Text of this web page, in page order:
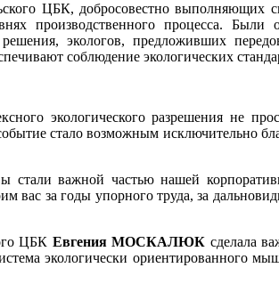
ЦБК, добросовестно выполняющих
производственного процесса. Были
экологов, предложивших
соблюдение экологических
экологического разрешения не
стало возможным исключительно
важной частью нашей
за годы упорного труда, за
ЦБК Евгения МОСКАЛЮК сделала
экологически ориентированного